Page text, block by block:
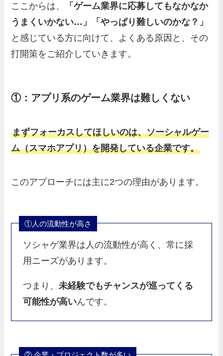
ここからは、
「ゲーム業界に応募してもなかなか
うまくいかない…」「やっぱり難しいのかな？」
と感じている方に向けて、よくある原因と、その
打開策をご紹介していきます。
①：アプリ系のゲーム業界は難しくない
まずフォーカスしてほしいのは、ソーシャルゲー
ム（スマホアプリ）を開発している企業です。
このアプローチには主に2つの理由があります。
①人の流動性が高さ
ソシャゲ業界は人の流動性が高く、常に採
用ニーズがあります。
つまり、 未経験でもチャンスが巡ってくる
可能性が高いんです。